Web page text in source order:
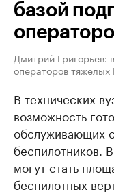
базой
Дмитрий Григорьев:
операторов
В технических
возможность
обслуживающих
беспилотников.
могут стать
беспилотных